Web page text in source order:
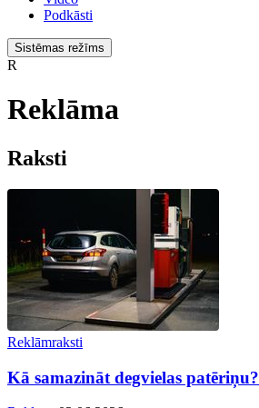
Podkāsti
Sistēmas režīms
R
Reklāma
Raksti
Reklāmraksti
Kā samazināt degvielas patēriņu?